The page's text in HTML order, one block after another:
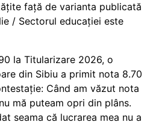
față de varianta publicată
/ Sectorul educației este
la Titularizare 2026, o
din Sibiu a primit nota 8.70
Când am văzut nota
mă puteam opri din plâns.
seama că lucrarea mea nu a